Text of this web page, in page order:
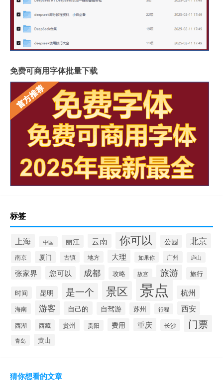
免费可商用字体批量下载
标签
上海 中国 丽江 云南 你可以 公园 北京
南京 厦门 古镇 地方 大理 如果你 广州 庐山
张家界 您可以 成都 攻略 故宫 旅游 旅行
时间 昆明 是一个 景区 景点 杭州
海南 游客 自己的 自驾游 苏州 行程 西安
西湖 西藏 贵州 贵阳 费用 重庆 长沙 门票
青岛 黄山
猜你想看的文章